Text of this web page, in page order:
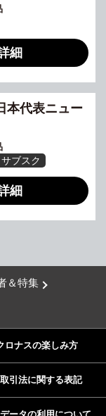
細
本代表ニュー
サブスク
細
＆特集
ロナスの楽しみ方
引法に関する表記